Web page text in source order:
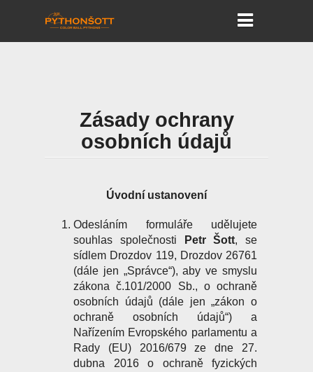
Zásady ochrany
osobních údajů
Úvodní ustanovení
Odesláním formuláře udělujete
souhlas společnosti
Petr Šott, se
sídlem Drozdov 119, Drozdov 26761
(dále jen „Správce“), aby ve smyslu
zákona č.101/2000 Sb., o ochraně
osobních údajů (dále jen „zákon o
ochraně osobních údajů“) a
Nařízením Evropského parlamentu a
Rady (EU) 2016/679 ze dne 27.
dubna 2016 o ochraně fyzických